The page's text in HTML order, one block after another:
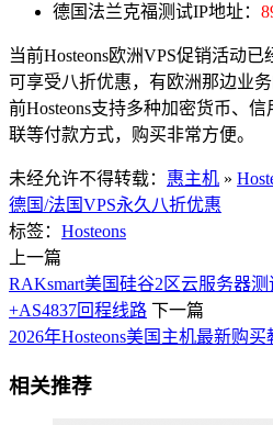
德国法兰克福测试IP地址：
当前Hosteons欧洲VPS促销活动
可享受八折优惠，有欧洲那边业
前Hosteons支持多种加密货币、
联等付款方式，购买非常方便。
未经允许不得转载： 惠主机 »
德国/法国VPS永久八折优惠
标签： Hosteons
上一篇
RAKsmart美国硅谷2区云服务器
+AS4837回程线路 下一篇
2026年Hosteons美国主机最新购
相关推荐